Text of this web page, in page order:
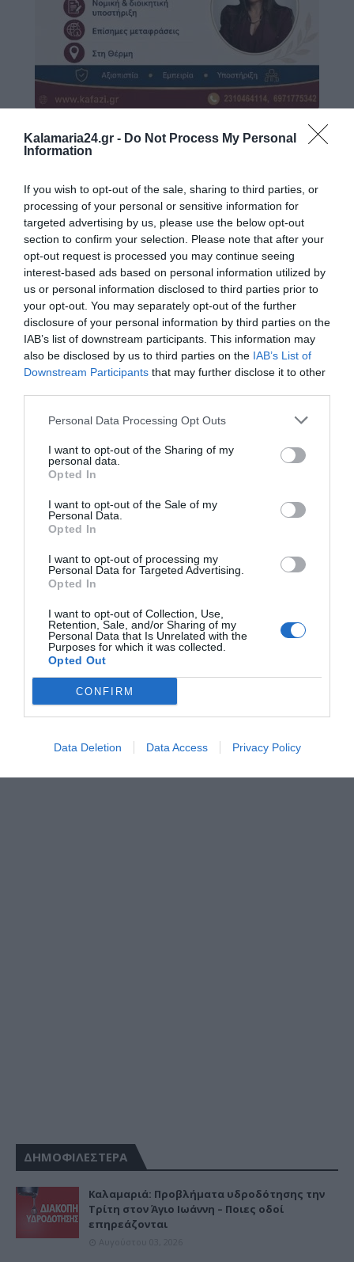
Kalamaria24.gr - Do Not Process My Personal
Information
If you wish to opt-out of the sale, sharing to third parties, or
processing of your personal or sensitive information for
targeted advertising by us, please use the below opt-out
section to confirm your selection. Please note that after your
opt-out request is processed you may continue seeing
interest-based ads based on personal information utilized by
us or personal information disclosed to third parties prior to
your opt-out. You may separately opt-out of the further
disclosure of your personal information by third parties on the
IAB’s list of downstream participants. This information may
also be disclosed by us to third parties on the IAB’s List of
Downstream Participants that may further disclose it to other
Personal Data Processing Opt Outs
I want to opt-out of the Sharing of my
personal data.
Opted In
I want to opt-out of the Sale of my
Personal Data.
Opted In
I want to opt-out of processing my
Personal Data for Targeted Advertising.
Opted In
I want to opt-out of Collection, Use,
Retention, Sale, and/or Sharing of my
Personal Data that Is Unrelated with the
Purposes for which it was collected.
Opted Out
CONFIRM
Data Deletion Data Access Privacy Policy
Ο ΚΑΙΡΟΣ
Θεσσαλονίκη
Παρασκευή, 07
Σάββατο+37°+28°
Κυριακή +36° +27°
Δευτέρα+34°+26°
36°+26°
Τετάρτη +37°+25°
Πέμπτη +37°+25°
ΔΗΜΟΦΙΛΕΣΤΕΡΑ
Καλαμαριά: Προβλήματα υδροδότησης την
Τρίτη στον Άγιο Ιωάννη – Ποιες οδοί
επηρεάζονται